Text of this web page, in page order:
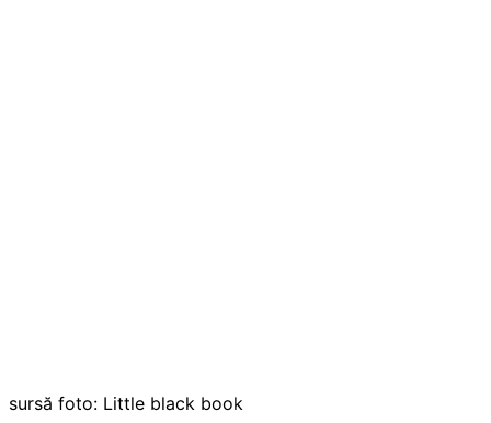
sursă foto: Little black book